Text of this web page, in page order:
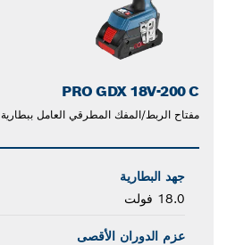
PRO GDX 18V-200 C
مفتاح الربط/المفك المطرقي العامل ببطارية
جهد البطارية
18.0 فولت
عزم الدوران الأقصى